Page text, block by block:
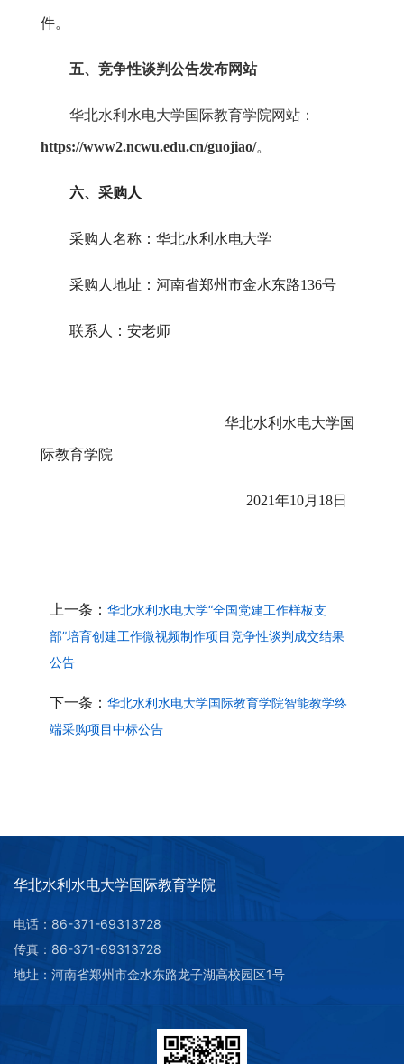
件。
五、竞争性谈判公告发布网站
华北水利水电大学国际教育学院网站：
https://www2.ncwu.edu.cn/guojiao/。
六、采购人
采购人名称：华北水利水电大学
采购人地址：河南省郑州市金水东路136号
联系人： 安老师
华北水利水电大学国
际教育学院
2021年10月18日
上一条： 华北水利水电大学“全国党建工作样板支
部”培育创建工作微视频制作项目竞争性谈判成交结果
公告
下一条： 华北水利水电大学国际教育学院智能教学终
端采购项目中标公告
华北水利水电大学国际教育学院
电话：86-371-69313728
传真：86-371-69313728
地址：河南省郑州市金水东路龙子湖高校园区1号